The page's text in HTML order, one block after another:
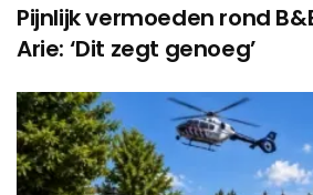
Pijnlijk vermoeden rond
Arie: ‘Dit zegt genoeg’